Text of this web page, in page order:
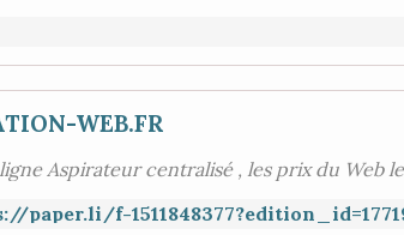
WEB.FR
Aspirateur centralisé , les prix du Web
paper.li/f-